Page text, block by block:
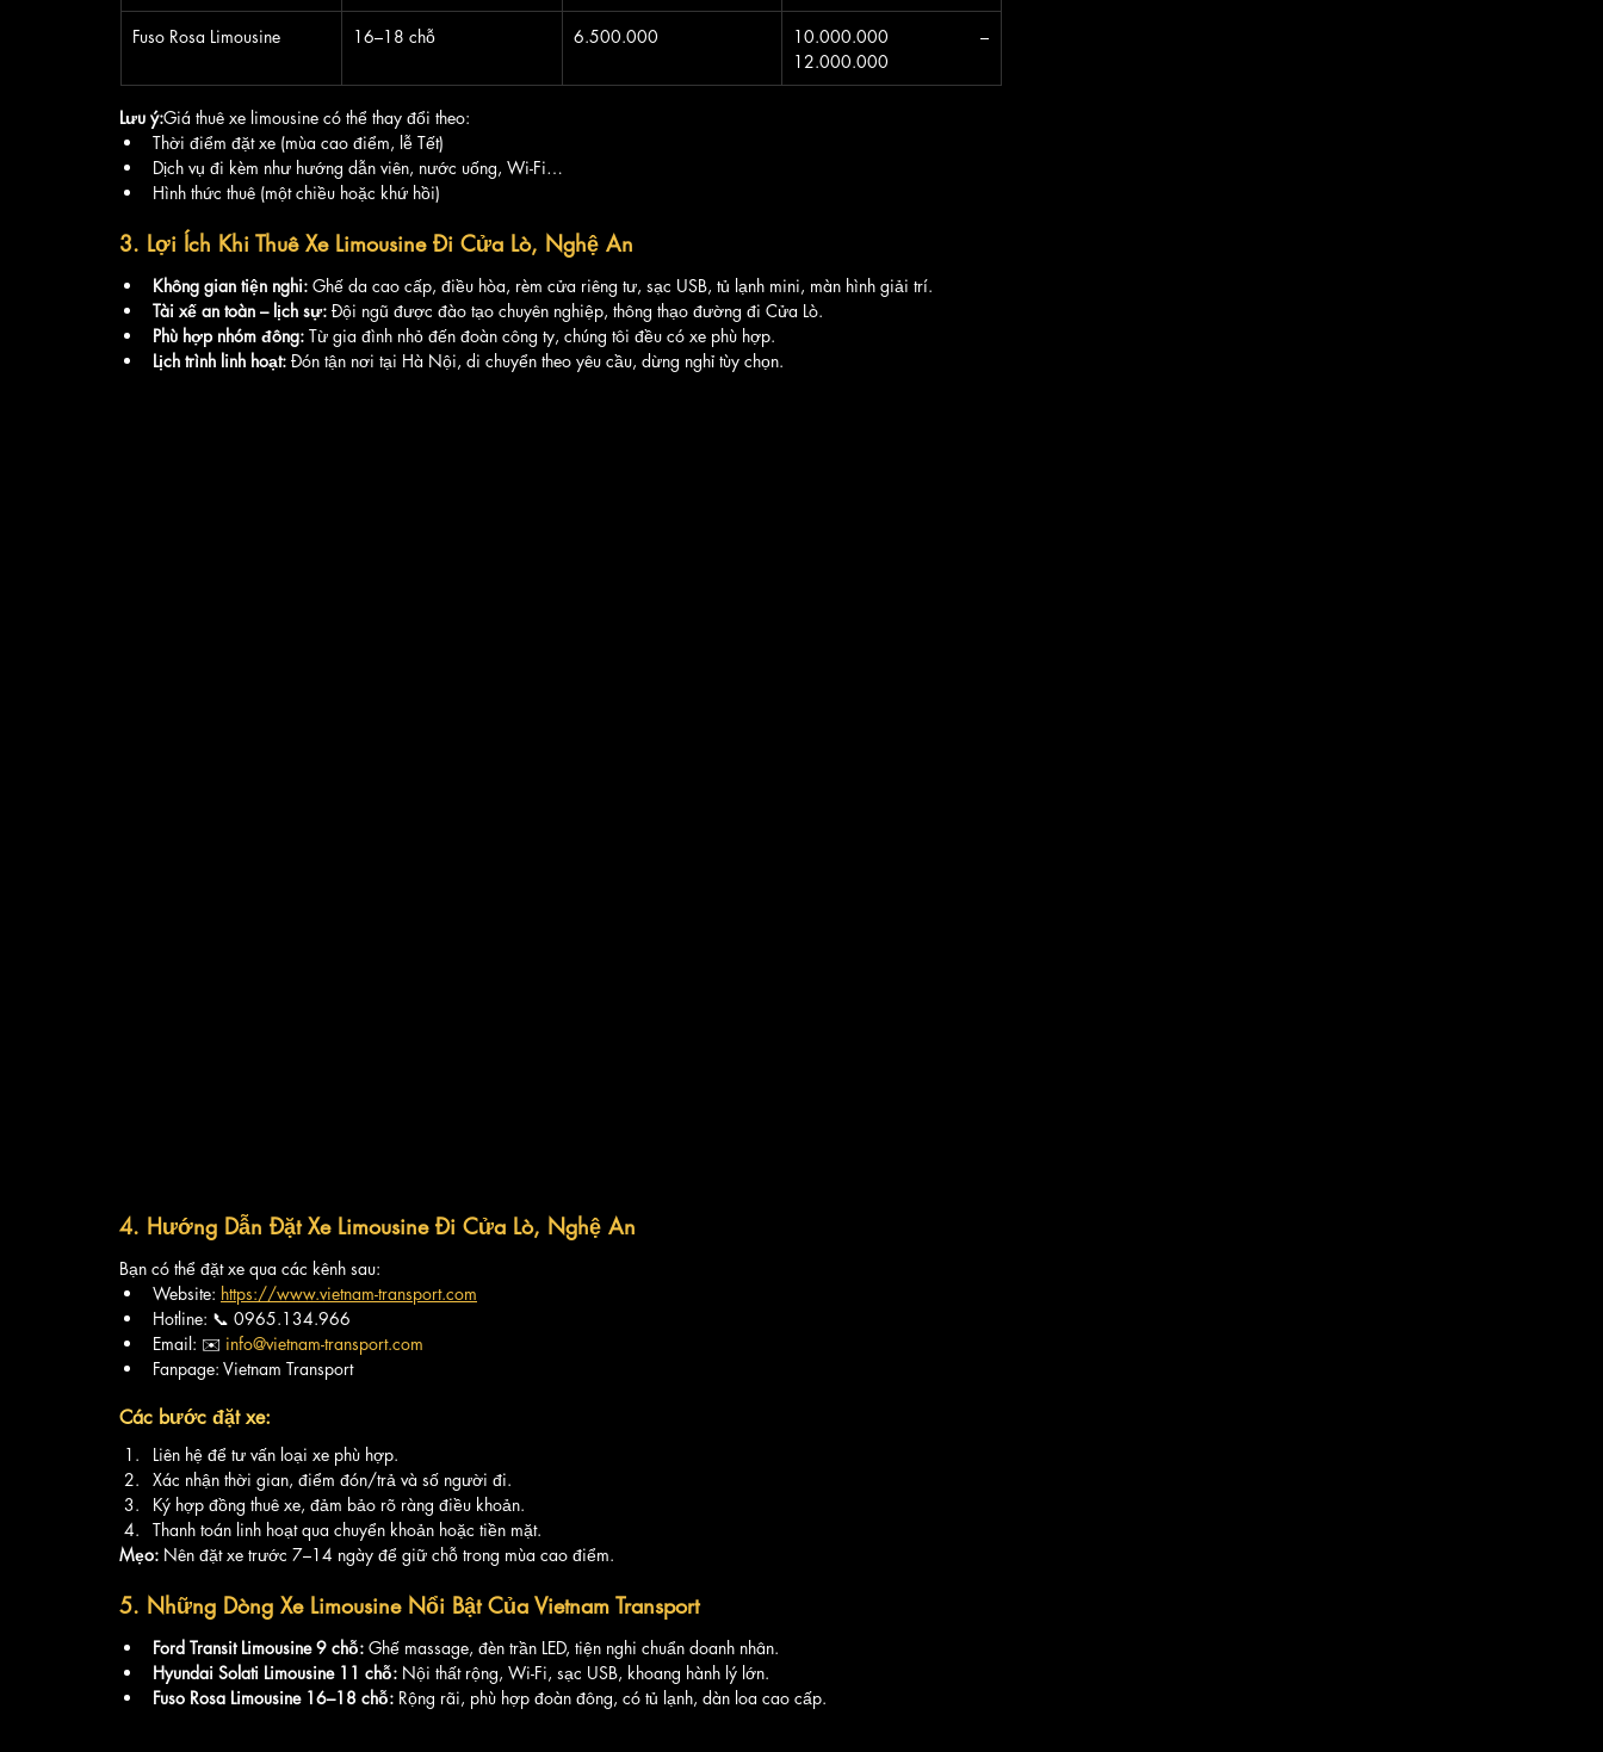
Fuso Rosa Limousine 16–18 chỗ 6.500.000
10.000.000 –
12.000.000
Lưu ý:Giá thuê xe limousine có thể thay đổi theo:
Thời điểm đặt xe (mùa cao điểm, lễ Tết)
Dịch vụ đi kèm như hướng dẫn viên, nước uống, Wi-Fi…
Hình thức thuê (một chiều hoặc khứ hồi)
3. Lợi Ích Khi Thuê Xe Limousine Đi Cửa Lò, Nghệ An
Không gian tiện nghi: Ghế da cao cấp, điều hòa, rèm cửa riêng tư, sạc USB, tủ lạnh mini, màn hình giải trí.
Tài xế an toàn – lịch sự: Đội ngũ được đào tạo chuyên nghiệp, thông thạo đường đi Cửa Lò.
Phù hợp nhóm đông: Từ gia đình nhỏ đến đoàn công ty, chúng tôi đều có xe phù hợp.
Lịch trình linh hoạt: Đón tận nơi tại Hà Nội, di chuyển theo yêu cầu, dừng nghỉ tùy chọn.
4. Hướng Dẫn Đặt Xe Limousine Đi Cửa Lò, Nghệ An
Bạn có thể đặt xe qua các kênh sau:
Website: https://www.vietnam-transport.com
Hotline: 📞 0965.134.966
Email: ✉️ info@vietnam-transport.com
Fanpage: Vietnam Transport
Các bước đặt xe:
Liên hệ để tư vấn loại xe phù hợp.
Xác nhận thời gian, điểm đón/trả và số người đi.
Ký hợp đồng thuê xe, đảm bảo rõ ràng điều khoản.
Thanh toán linh hoạt qua chuyển khoản hoặc tiền mặt.
Mẹo: Nên đặt xe trước 7–14 ngày để giữ chỗ trong mùa cao điểm.
5. Những Dòng Xe Limousine Nổi Bật Của Vietnam Transport
Ford Transit Limousine 9 chỗ: Ghế massage, đèn trần LED, tiện nghi chuẩn doanh nhân.
Hyundai Solati Limousine 11 chỗ: Nội thất rộng, Wi-Fi, sạc USB, khoang hành lý lớn.
Fuso Rosa Limousine 16–18 chỗ: Rộng rãi, phù hợp đoàn đông, có tủ lạnh, dàn loa cao cấp.